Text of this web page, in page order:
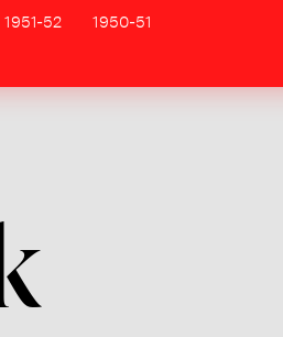
1951-52
1950-51